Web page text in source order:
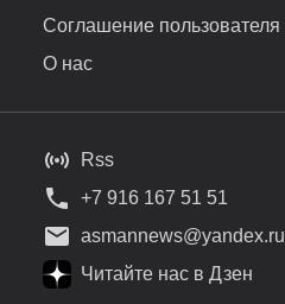
Соглашение пользователя
О нас
Rss
+7 916 167 51 51
asmannews@yandex.ru
Читайте нас в Дзен